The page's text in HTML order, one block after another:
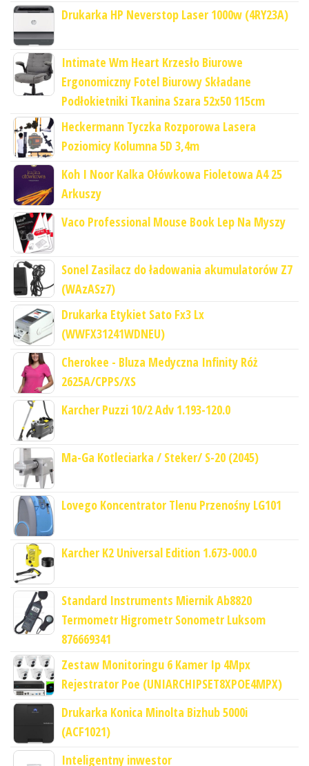
Drukarka HP Neverstop Laser 1000w (4RY23A)
Intimate Wm Heart Krzesło Biurowe
Ergonomiczny Fotel Biurowy Składane
Podłokietniki Tkanina Szara 52x50 115cm
Heckermann Tyczka Rozporowa Lasera
Poziomicy Kolumna 5D 3,4m
Koh I Noor Kalka Ołówkowa Fioletowa A4 25
Arkuszy
Vaco Professional Mouse Book Lep Na Myszy
Sonel Zasilacz do ładowania akumulatorów Z7
(WAzASz7)
Drukarka Etykiet Sato Fx3 Lx
(WWFX31241WDNEU)
Cherokee - Bluza Medyczna Infinity Róż
2625A/CPPS/XS
Karcher Puzzi 10/2 Adv 1.193-120.0
Ma-Ga Kotleciarka / Steker/ S-20 (2045)
Lovego Koncentrator Tlenu Przenośny LG101
Karcher K2 Universal Edition 1.673-000.0
Standard Instruments Miernik Ab8820
Termometr Higrometr Sonometr Luksom
876669341
Zestaw Monitoringu 6 Kamer Ip 4Mpx
Rejestrator Poe (UNIARCHIPSET8XPOE4MPX)
Drukarka Konica Minolta Bizhub 5000i
(ACF1021)
Inteligentny inwestor